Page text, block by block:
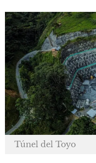
Túnel del Toyo